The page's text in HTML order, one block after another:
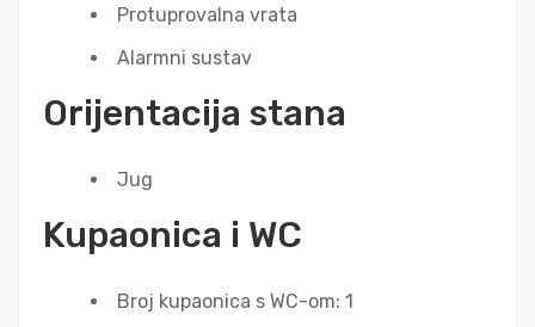
Protuprovalna vrata
Alarmni sustav
Orijentacija stana
Jug
Kupaonica i WC
Broj kupaonica s WC-om: 1